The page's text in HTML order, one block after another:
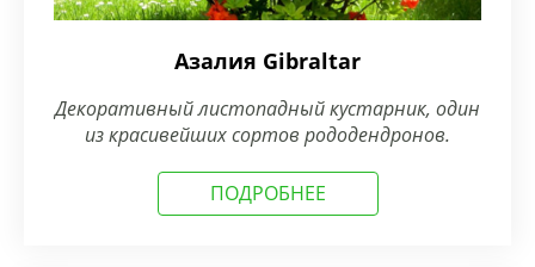
Азалия Gibraltar
Декоративный листопадный кустарник, один
из красивейших сортов рододендронов.
ПОДРОБНЕЕ